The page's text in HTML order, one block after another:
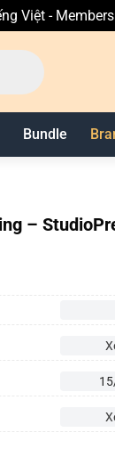
Việt -
Bundle
–